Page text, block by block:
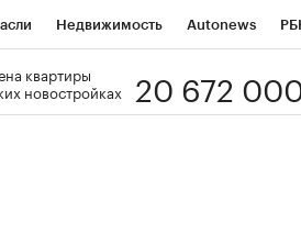
Недвижимость Autonews
Life Тренды
квартиры
новостройках
20 672